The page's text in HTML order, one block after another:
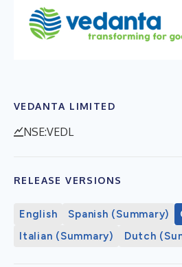
VEDANTA LIMITED
NSE:VEDL
RELEASE VERSIONS
English Spanish (Summary)
Italian (Summary)
Dutch